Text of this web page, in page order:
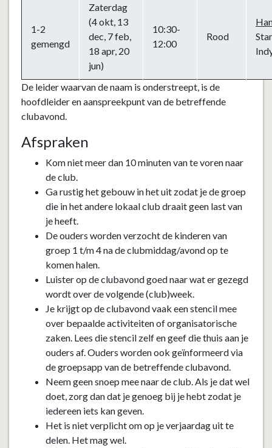
1-2
gemengd
Zaterdag
(4 okt, 13
dec, 7 feb,
18 apr, 20
jun)
10:30-
12:00
Rood
De leider waarvan de naam is onderstreept, is de
hoofdleider en aanspreekpunt van de betreffende
clubavond.
Afspraken
Kom niet meer dan 10 minuten van te voren naar
de club.
Ga rustig het gebouw in het uit zodat je de groep
die in het andere lokaal club draait geen last van
je heeft.
De ouders worden verzocht de kinderen van
groep 1 t/m 4 na de clubmiddag/avond op te
komen halen.
Luister op de clubavond goed naar wat er gezegd
wordt over de volgende (club)week.
Je krijgt op de clubavond vaak een stencil mee
over bepaalde activiteiten of organisatorische
zaken. Lees die stencil zelf en geef die thuis aan je
ouders af. Ouders worden ook geïnformeerd via
de groepsapp van de betreffende clubavond.
Neem geen snoep mee naar de club. Als je dat wel
doet, zorg dan dat je genoeg bij je hebt zodat je
iedereen iets kan geven.
Het is niet verplicht om op je verjaardag uit te
delen. Het mag wel.